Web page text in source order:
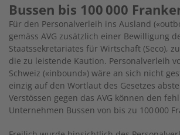
Bussen bis 100 000
Für den Personalverleih ins Ausland
gemäss AVG zusätzlich einer Bewilligung
Staatssekretariates für Wirtschaft (Seco),
die zu leistende Kaution. Personalverleih
Schweiz («inbound») wäre an sich nicht
einzig auf den Wortlaut des Gesetzes
Verstössen gegen das AVG können den
Unternehmen Bussen von bis zu 100 000